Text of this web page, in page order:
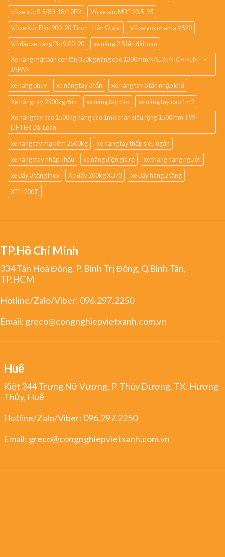
vỏ xe xúc 0.5/80-18/10PR
Vỏ xe xúc MRF 20.5-25
Vỏ xe Xúc Đào 900-20 Tiron - Hàn Quốc
Vỏ xe yokohama Y520
Vỏ đặc xe nâng Pio 9.00-20
xe nâng 2.5 tấn đài loan
Xe nâng mặt bàn con lăn 350kg nâng cao 1300mm NAL35 NICHI-LIFT –
JAPAN
xe nâng phuy
xe nâng tay 3 tấn
xe nâng tay 5 tấn nhập khẩ
Xe nâng tay 2500kg đức
xe nâng tay cao
xe nâng tay cao 1m2
Xe nâng tay cao 1500kg nâng cao 1m6 chân siêu rộng 1500mm TW-
LIFTER Đài Loan
xe nâng tay mạ kẽm 2500kg
xe nâng tay thấp siêu ngắn
xe nâng ttay nhập khẩu
xe nâng điện giá rẻ
xe thang nâng người
xe đẩy 3 tầng inox
Xe đẩy 200kg X370
xe đẩy hàng 2 tầng
XTH200T
TP.Hồ Chí Minh
334 Tân Hoà Đông, P. Bình Trị Đông, Q.Bình Tân,
TP.HCM
Hotline/Zalo/Viber: 096.297.2250
Email: greco@congnghiepvietxanh.com.vn
Huế
Kiệt 344 Trưng Nữ Vương, P. Thủy Dương, TX. Hương
Thủy, Huế
Hotline/Zalo/Viber: 096.297.2250
Email: greco@congnghiepvietxanh.com.vn